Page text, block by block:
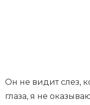
Он не видит слез,
глаза, я не